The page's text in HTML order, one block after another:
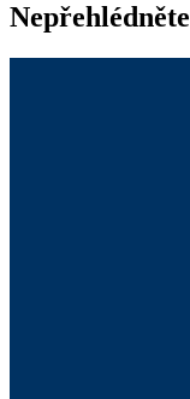
Nepřehlédněte